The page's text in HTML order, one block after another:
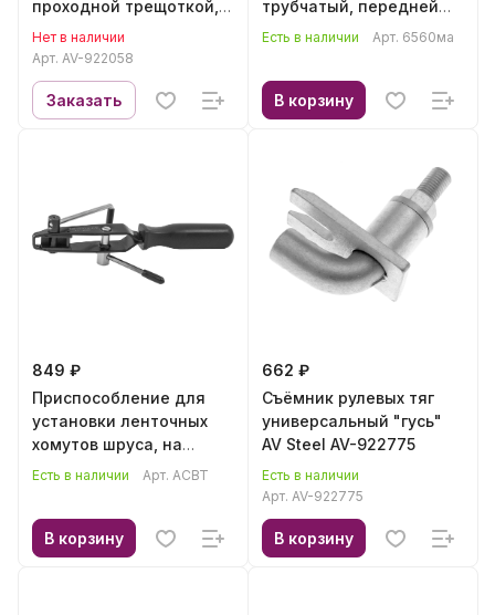
проходной трещоткой,
18 предметов AV Steel
AV-922058
Нет в наличии
Арт. AV-922058
Заказать
трубчатый, передней
ступицы)ТДМ 6560ма
Есть в наличии Арт. 6560ма
В корзину
849 ₽
Приспособление для
установки ленточных
хомутов шруса, на
блистере Thorvik ACBT
Есть в наличии Арт. ACBT
В корзину
662 ₽
Съёмник рулевых тяг
универсальный "гусь"
AV Steel AV-922775
Есть в наличии
Арт. AV-922775
В корзину